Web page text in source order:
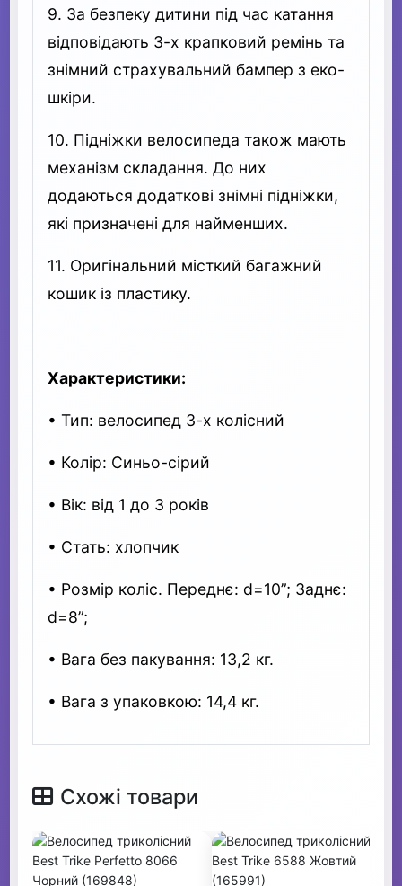
9. За безпеку дитини під час катання
відповідають 3-х крапковий ремінь та
знімний страхувальний бампер з еко-
шкіри.
10. Підніжки велосипеда також мають
механізм складання. До них
додаються додаткові знімні підніжки,
які призначені для найменших.
11. Оригінальний місткий багажний
кошик із пластику.
Характеристики:
• Тип: велосипед 3-х колісний
• Колір: Синьо-сірий
• Вік: від 1 до 3 років
• Стать: хлопчик
• Розмір коліс. Переднє: d=10”; Заднє:
d=8”;
• Вага без пакування: 13,2 кг.
• Вага з упаковкою: 14,4 кг.
Схожі товари